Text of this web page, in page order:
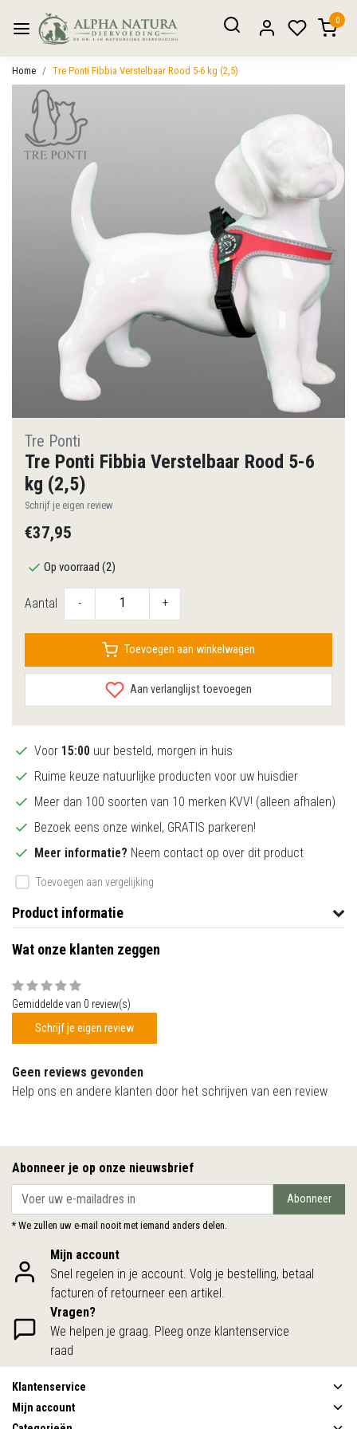
0
Home Tre Ponti Fibbia Verstelbaar Rood 5-6 kg (2,5)
Tre Ponti
Tre Ponti Fibbia Verstelbaar Rood 5-6
kg (2,5)
Schrijf je eigen review
€37,95
Op voorraad (2)
Aantal - +
Toevoegen aan winkelwagen
Aan verlanglijst toevoegen
Voor 15:00 uur besteld, morgen in huis
Ruime keuze natuurlijke producten voor uw huisdier
Meer dan 100 soorten van 10 merken KVV! (alleen afhalen)
Bezoek eens onze winkel, GRATIS parkeren!
Meer informatie? Neem contact op over dit product
Toevoegen aan vergelijking
Product informatie
Wat onze klanten zeggen
Gemiddelde van 0 review(s)
Schrijf je eigen review
Geen reviews gevonden
Help ons en andere klanten door het schrijven van een review
Abonneer je op onze nieuwsbrief
Abonneer
* We zullen uw e-mail nooit met iemand anders delen.
Mijn account
Snel regelen in je account. Volg je bestelling, betaal
facturen of retourneer een artikel.
Vragen?
We helpen je graag. Pleeg onze klantenservice
raad
Klantenservice
Mijn account